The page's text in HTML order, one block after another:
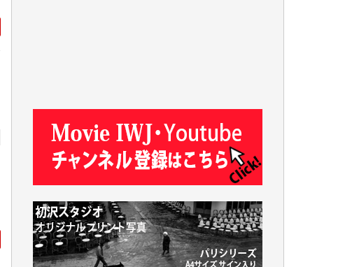
ASAKO TAKAESU 様
マシオン恵美香 様
平野智生 様
山本賢二 様
金 盛起 様
塩川 晃平 様
松本益美 様
井出 隆太 様